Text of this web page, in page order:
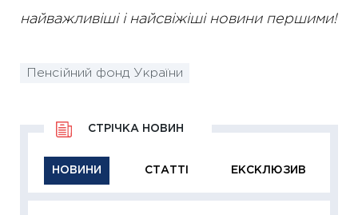
найважливіші і найсвіжіші новини першими!
Пенсійний фонд України
НОВИНИ СТАТТІ ЕКСКЛЮЗИВ
СТРІЧКА НОВИН